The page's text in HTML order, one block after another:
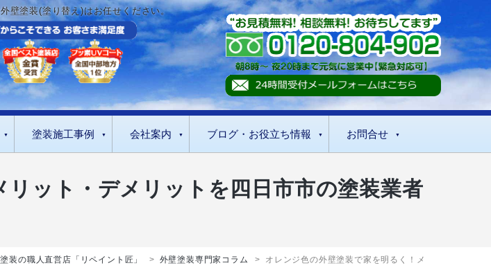
壁塗装(塗り替え)はお任せください。
塗装施工事例 会社案内 ブログ・お役立ち情報 お問合せ
ット・デメリットを四日市市の塗装業者
装の職人直営店「リペイント匠」 > 外壁塗装専門家コラム >
オレンジ色の外壁塗装で家を明るく！メ